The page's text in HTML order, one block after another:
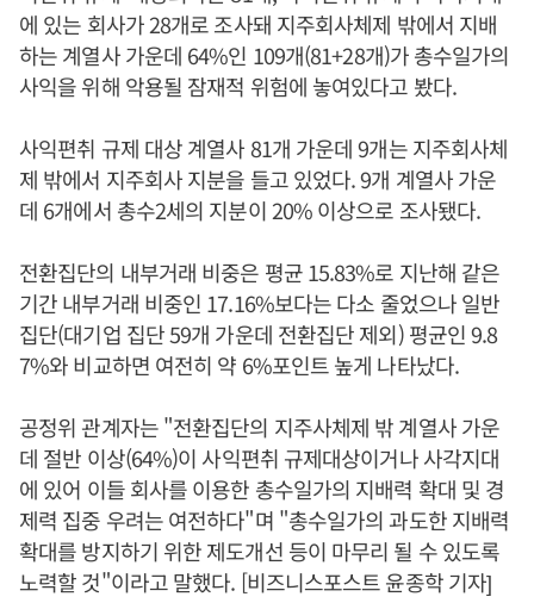
에 있는 회사가 28개로 조사돼 지주회사체제 밖에서 지배
하는 계열사 가운데 64%인 109개(81+28개)가 총수일가의
사익을 위해 악용될 잠재적 위험에 놓여있다고 봤다.
사익편취 규제 대상 계열사 81개 가운데 9개는 지주회사체
제 밖에서 지주회사 지분을 들고 있었다. 9개 계열사 가운
데 6개에서 총수2세의 지분이 20% 이상으로 조사됐다.
전환집단의 내부거래 비중은 평균 15.83%로 지난해 같은
기간 내부거래 비중인 17.16%보다는 다소 줄었으나 일반
집단(대기업 집단 59개 가운데 전환집단 제외) 평균인 9.8
7%와 비교하면 여전히 약 6%포인트 높게 나타났다.
공정위 관계자는 "전환집단의 지주사체제 밖 계열사 가운
데 절반 이상(64%)이 사익편취 규제대상이거나 사각지대
에 있어 이들 회사를 이용한 총수일가의 지배력 확대 및 경
제력 집중 우려는 여전하다"며 "총수일가의 과도한 지배력
확대를 방지하기 위한 제도개선 등이 마무리 될 수 있도록
노력할 것"이라고 말했다. [비즈니스포스트 윤종학 기자]